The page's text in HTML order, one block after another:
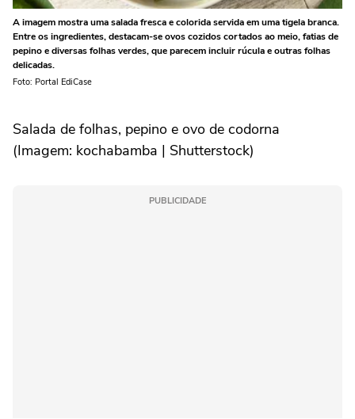
A imagem mostra uma salada fresca e colorida servida em uma tigela branca.
Entre os ingredientes, destacam-se ovos cozidos cortados ao meio, fatias de
pepino e diversas folhas verdes, que parecem incluir rúcula e outras folhas
delicadas.
Foto: Portal EdiCase
Salada de folhas, pepino e ovo de codorna
(Imagem: kochabamba | Shutterstock)
PUBLICIDADE